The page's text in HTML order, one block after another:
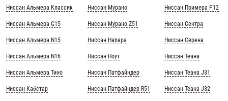
Ниссан Альмера Классик
Ниссан Альмера G15
Ниссан Альмера N15
Ниссан Альмера N16
Ниссан Альмера Тино
Ниссан Кабстар
Ниссан Мурано
Ниссан Мурано Z51
Ниссан Навара
Ниссан Ноут
Ниссан Патфайндер
Ниссан Патфайндер R51
Ниссан Примера Р12
Ниссан Сентра
Ниссан Серена
Ниссан Теана
Ниссан Теана J31
Ниссан Теана J32